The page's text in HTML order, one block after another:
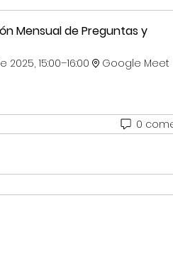
Mensual de Preguntas y
15:00–16:00
Google Meet
0